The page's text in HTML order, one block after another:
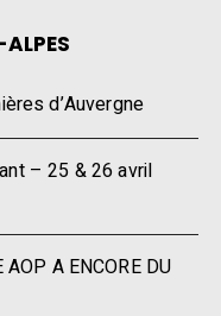
d’Auvergne
– 25 & 26 avril
A ENCORE DU